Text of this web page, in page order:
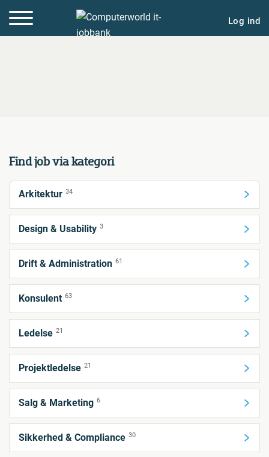
Log ind
Find job via kategori
Arkitektur 34
Design & Usability 3
Drift & Administration 61
Konsulent 63
Ledelse 21
Projektledelse 21
Salg & Marketing 6
Sikkerhed & Compliance 30